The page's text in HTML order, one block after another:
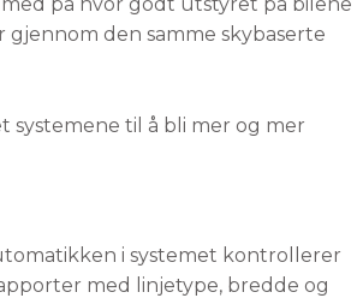
den samme skybaserte
systemene til å bli mer og mer
i systemet kontrollerer
med linjetype, bredde og